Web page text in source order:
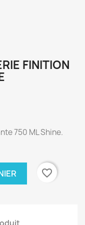
FINITION
750 ML Shine.
favorite_border